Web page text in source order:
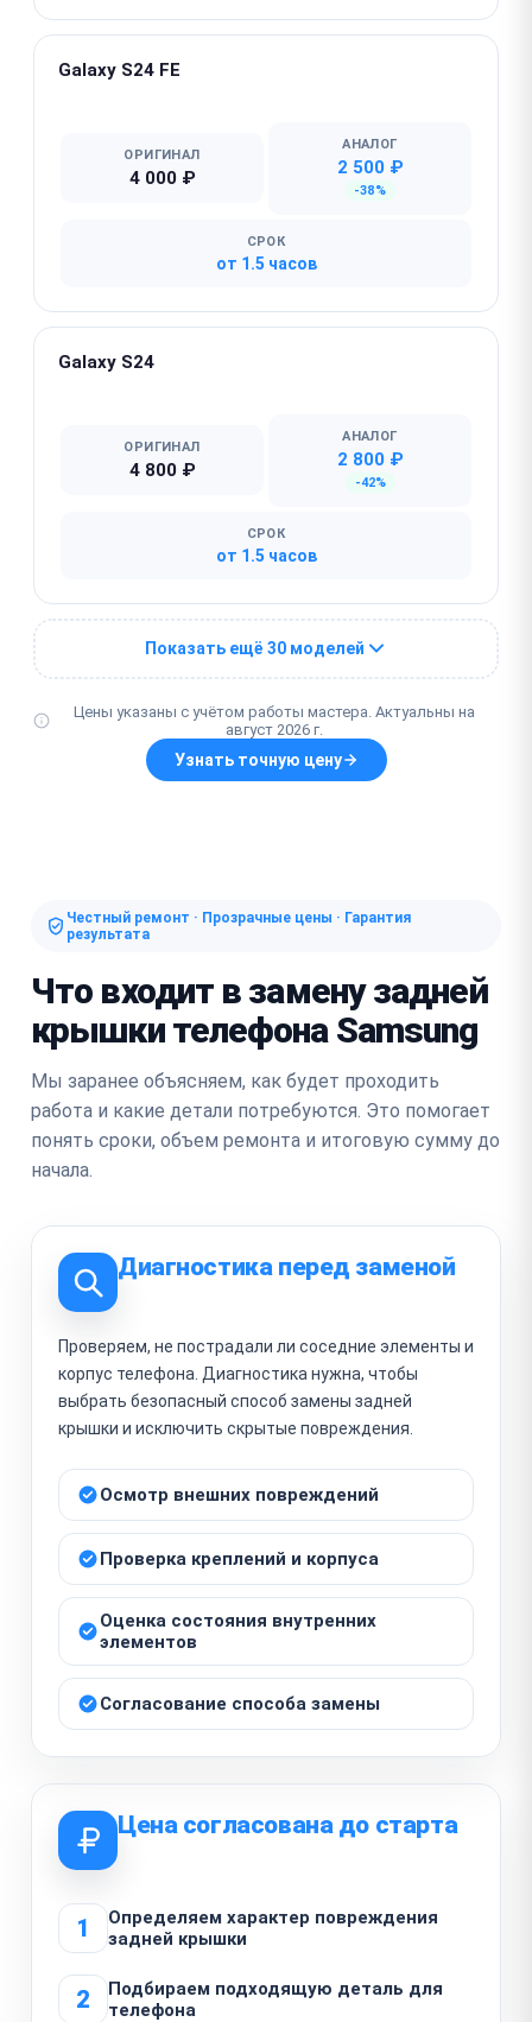
Galaxy S24 FE
ОРИГИНАЛ
4 000 ₽
АНАЛОГ
2 500 ₽
-38%
СРОК
от 1.5 часов
Galaxy S24
ОРИГИНАЛ
4 800 ₽
АНАЛОГ
2 800 ₽
-42%
СРОК
от 1.5 часов
Показать ещё 30 моделей
Цены указаны с учётом работы мастера. Актуальны на
август 2026 г.
Узнать точную цену
Честный ремонт · Прозрачные цены · Гарантия
результата
Что входит в замену задней
крышки телефона Samsung
Мы заранее объясняем, как будет проходить
работа и какие детали потребуются. Это помогает
понять сроки, объем ремонта и итоговую сумму до
начала.
Диагностика перед заменой
Проверяем, не пострадали ли соседние элементы и
корпус телефона. Диагностика нужна, чтобы
выбрать безопасный способ замены задней
крышки и исключить скрытые повреждения.
Осмотр внешних повреждений
Проверка креплений и корпуса
Оценка состояния внутренних
элементов
Согласование способа замены
Цена согласована до старта
1
Определяем характер повреждения
задней крышки
2
Подбираем подходящую деталь для
телефона